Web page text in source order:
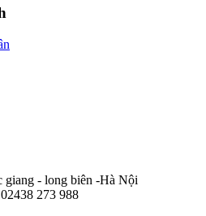
- long biên -Hà Nội
273 988